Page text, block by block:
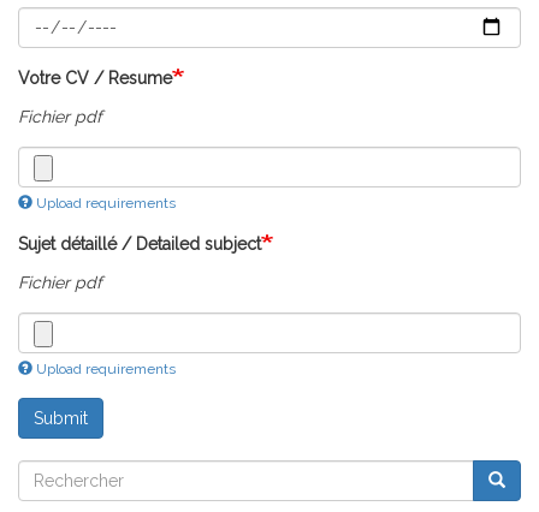
Votre CV / Resume
Fichier pdf
Upload requirements
Sujet détaillé / Detailed subject
Fichier pdf
Upload requirements
Submit
Rechercher
Rechercher